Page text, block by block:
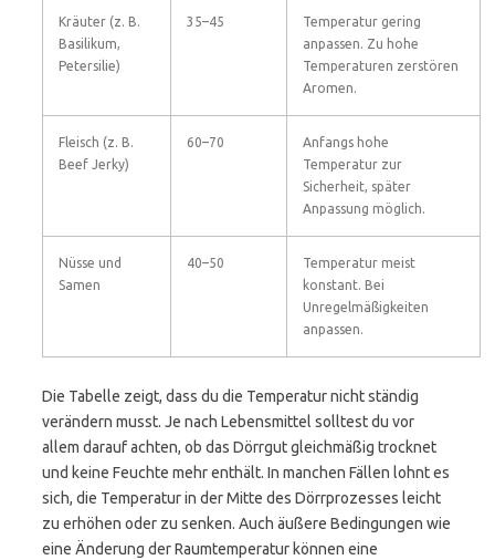
Kräuter (z. B.
Basilikum,
Petersilie)
35–45
Temperatur gering
anpassen. Zu hohe
Temperaturen zerstören
Aromen.
Fleisch (z. B.
Beef Jerky)
60–70
Anfangs hohe
Temperatur zur
Sicherheit, später
Anpassung möglich.
Nüsse und
Samen
40–50
Temperatur meist
konstant. Bei
Unregelmäßigkeiten
anpassen.
Die Tabelle zeigt, dass du die Temperatur nicht ständig
verändern musst. Je nach Lebensmittel solltest du vor
allem darauf achten, ob das Dörrgut gleichmäßig trocknet
und keine Feuchte mehr enthält. In manchen Fällen lohnt es
sich, die Temperatur in der Mitte des Dörrprozesses leicht
zu erhöhen oder zu senken. Auch äußere Bedingungen wie
eine Änderung der Raumtemperatur können eine